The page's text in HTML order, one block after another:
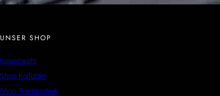
UNSER SHOP
Koiauswahl
Shop Koifutter
Shop Teichtechnik